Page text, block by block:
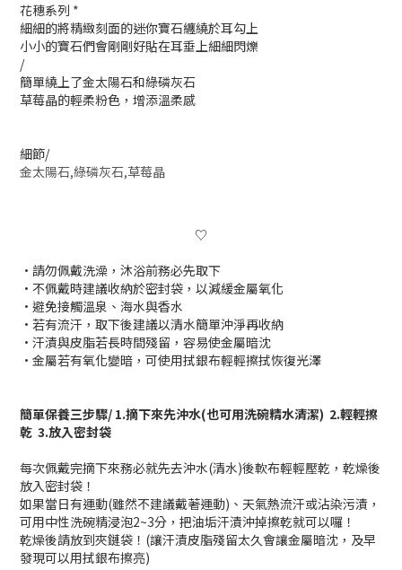
花穗系列 *
細細的將精緻刻面的迷你寶石纏繞於耳勾上
小小的寶石們會剛剛好貼在耳垂上細細閃爍
/
簡單繞上了金太陽石和綠磷灰石
草莓晶的輕柔粉色，增添溫柔感
細節/
金太陽石,綠磷灰石,草莓晶
♡
•請勿佩戴洗澡，沐浴前務必先取下
• 不佩戴時建議收納於密封袋，以減緩金屬氧化
•避免接觸溫泉、海水與香水
•若有流汗，取下後建議以清水簡單沖淨再收納
•汗漬與皮脂若長時間殘留，容易使金屬暗沈
• 金屬若有氧化變暗，可使用拭銀布輕輕擦拭恢復光澤
簡單保養三步驟/ 1.摘下來先沖水(也可用洗碗精水清潔) 2.輕輕擦
乾 3.放入密封袋
每次佩戴完摘下來務必就先去沖水(清水)後軟布輕輕壓乾，乾燥後
放入密封袋！
如果當日有運動(雖然不建議戴著運動)、天氣熱流汗或沾染污漬，
可用中性洗碗精浸泡2~3分，把油垢汗漬沖掉擦乾就可以囉！
乾燥後請放到夾鏈袋！(讓汗漬皮脂殘留太久會讓金屬暗沈，及早
發現可以用拭銀布擦亮)